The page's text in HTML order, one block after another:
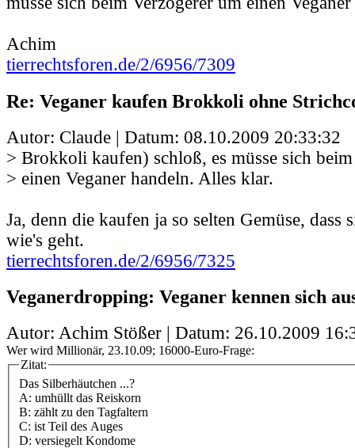
Achim
tierrechtsforen.de/2/6956/7309
Re: Veganer kaufen Brokkoli ohne
Autor: Claude | Datum: 08.10.2009 20:33:32
> Brokkoli kaufen) schloß, es müsse sich
> einen Veganer handeln. Alles klar.
Ja, denn die kaufen ja so selten Gemüse, dass
wie's geht.
tierrechtsforen.de/2/6956/7325
Veganerdropping: Veganer kennen sich
Autor: Achim Stößer | Datum: 26.10.2009
Wer wird Millionär, 23.10.09; 16000-Euro-Frage:
Zitat:
Das Silberhäutchen ...?
A: umhüllt das Reiskorn
B: zählt zu den Tagfaltern
C: ist Teil des Auges
D: versiegelt Kondome